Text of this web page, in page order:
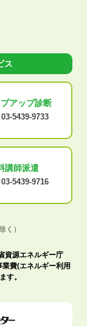
ス
アップ診断
03-5439-9733
講師派遣
03-5439-9716
く）
資源エネルギー庁
費(エネルギー利用
す。